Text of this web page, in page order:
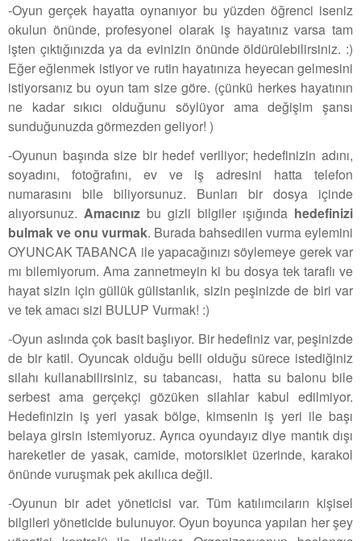
-Oyun gerçek hayatta oynanıyor bu yüzden öğrenci iseniz
okulun önünde, profesyonel olarak iş hayatınız varsa tam
işten çıktığınızda ya da evinizin önünde öldürülebilirsiniz. :)
Eğer eğlenmek istiyor ve rutin hayatınıza heyecan gelmesini
istiyorsanız bu oyun tam size göre. (çünkü herkes hayatının
ne kadar sıkıcı olduğunu söylüyor ama değişim şansı
sunduğunuzda görmezden geliyor! )
-Oyunun başında size bir hedef veriliyor; hedefinizin adını,
soyadını, fotoğrafını, ev ve iş adresini hatta telefon
numarasını bile biliyorsunuz. Bunları bir dosya içinde
alıyorsunuz. Amacınız bu gizli bilgiler ışığında hedefinizi
bulmak ve onu vurmak. Burada bahsedilen vurma eylemini
OYUNCAK TABANCA ile yapacağınızı söylemeye gerek var
mı bilemiyorum. Ama zannetmeyin ki bu dosya tek taraflı ve
hayat sizin için güllük gülistanlık, sizin peşinizde de biri var
ve tek amacı sizi BULUP Vurmak! :)
-Oyun aslında çok basit başlıyor. Bir hedefiniz var, peşinizde
de bir katil. Oyuncak olduğu belli olduğu sürece istediğiniz
silahı kullanabilirsiniz, su tabancası, hatta su balonu bile
serbest ama gerçekçi gözüken silahlar kabul edilmiyor.
Hedefinizin iş yeri yasak bölge, kimsenin iş yeri ile başı
belaya girsin istemiyoruz. Ayrıca oyundayız diye mantık dışı
hareketler de yasak, camide, motorsiklet üzerinde, karakol
önünde vuruşmak pek akıllıca değil.
-Oyunun bir adet yöneticisi var. Tüm katılımcıların kişisel
bilgileri yöneticide bulunuyor. Oyun boyunca yapılan her şey